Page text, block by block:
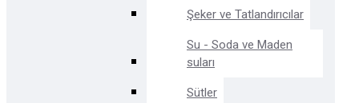
Şeker ve Tatlandırıcılar
Su - Soda ve Maden
suları
Sütler